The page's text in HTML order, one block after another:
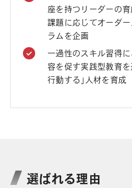
座を持つリーダーの育
課題に応じてオーダ
ラムを企画
一過性のスキル習得に
容を促す実践型教育を
行動する」人材を育成
選ばれる理由